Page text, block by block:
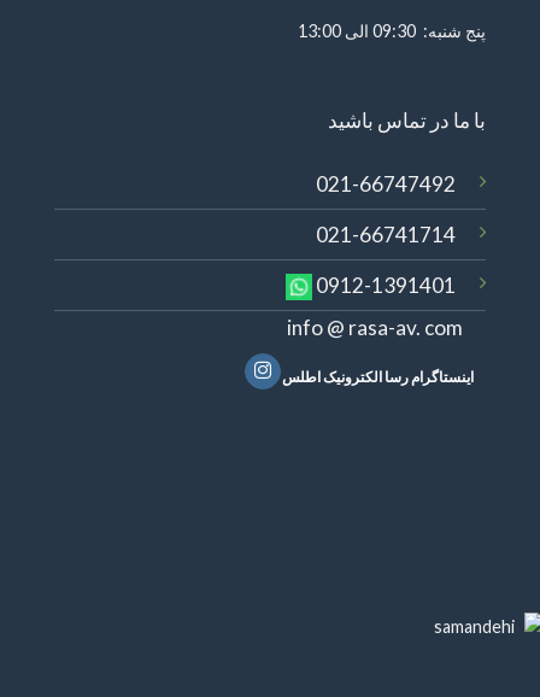
پنج شنبه: 09:30 الی 13:00
با ما در تماس باشید
021-66747492
021-66741714
0912-1391401
info @ rasa-av. com
اینستاگرام رسا الکترونیک اطلس